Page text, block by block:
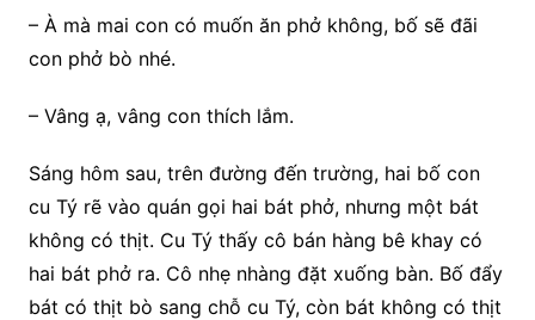
– À mà mai con có muốn ăn phở không, bố sẽ đãi
con phở bò nhé.
– Vâng ạ, vâng con thích lắm.
Sáng hôm sau, trên đường đến trường, hai bố con
cu Tý rẽ vào quán gọi hai bát phở, nhưng một bát
không có thịt. Cu Tý thấy cô bán hàng bê khay có
hai bát phở ra. Cô nhẹ nhàng đặt xuống bàn. Bố đẩy
bát có thịt bò sang chỗ cu Tý, còn bát không có thịt